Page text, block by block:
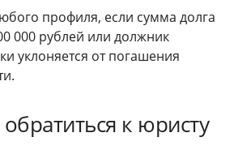
профиля, если сумма долга
000 рублей или должник
уклоняется от погашения
к юристу